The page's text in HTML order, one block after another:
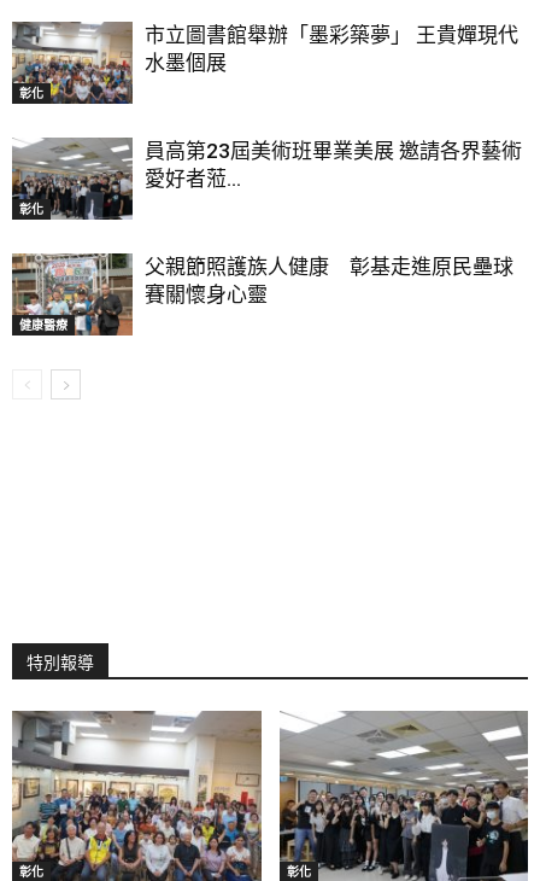
彰化
市立圖書館舉辦「墨彩築夢」 王貴嬋現代
水墨個展
彰化
員高第23屆美術班畢業美展 邀請各界藝術
愛好者蒞...
健康醫療
父親節照護族人健康 彰基走進原民壘球
賽關懷身心靈
特別報導
彰化 彰化